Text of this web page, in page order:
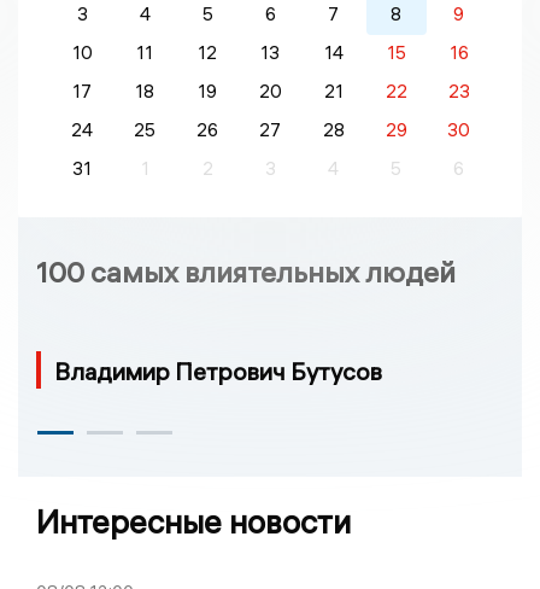
3
4 5 6 7 8
9
10
11 12 13 14 15
16
17
18 19 20 21 22
23
24
25 26 27 28 29
30
31
1 2 3 4 5 6
100 самых влиятельных людей
Владимир Петрович Бутусов
Интересные новости